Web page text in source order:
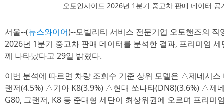
오토인사이드 2026년 1분기 중고차 판매 데이터 공
서울--(뉴스와이어)--모빌리티 서비스 전문기업 오토핸즈의
2026년 1분기 중고차 판매 데이터를 분석한 결과, 프리미엄
께 나타났다고 29일 밝혔다.
이번 분석에 따르면 차량 조회수 기준 상위 모델은 △제네시
랜저(4.5%) △기아 K8(3.9%) △현대 쏘나타(DN8)(3.6%) △제
G80, 그랜저, K8 등 준대형 세단이 최상위권에 오르며 프리미